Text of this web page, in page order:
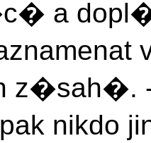
a
-
nikdo